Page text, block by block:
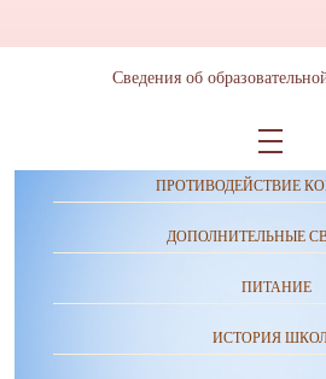
ОБРАЩЕНИЯ
ПРОТИВОДЕЙСТВИЕ
ДОПОЛНИТЕЛЬНЫЕ
ПИТАНИЕ
ИСТОРИЯ
Сведения об